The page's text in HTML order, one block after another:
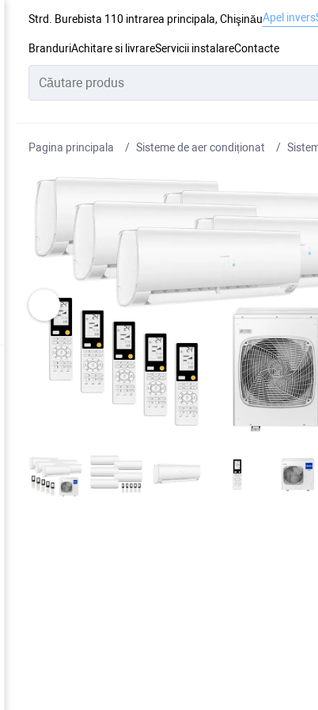
Strd. Burebista 110 intrarea principala, ChişinăuApel invers
BranduriAchitare si livrareServicii instalareContacte
Pagina principala Sisteme de aer condiționat